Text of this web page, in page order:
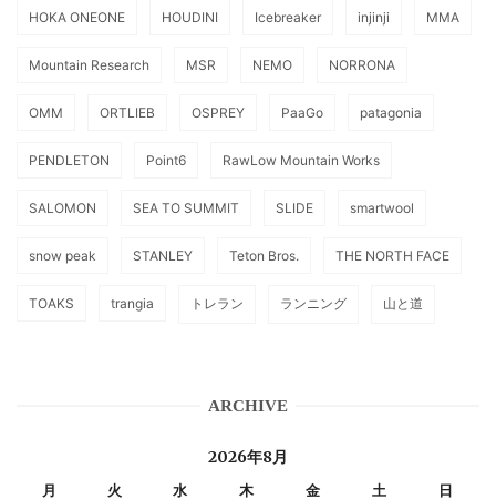
HOKA ONEONE HOUDINI Icebreaker injinji MMA
Mountain Research MSR NEMO NORRONA
OMM ORTLIEB OSPREY PaaGo patagonia
PENDLETON Point6 RawLow Mountain Works
SALOMON SEA TO SUMMIT SLIDE smartwool
snow peak STANLEY Teton Bros. THE NORTH FACE
TOAKS trangia トレラン ランニング 山と道
ARCHIVE
2026年8月
月 火 水 木 金 土 日